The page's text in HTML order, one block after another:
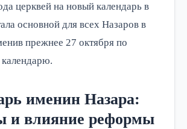
церквей на новый календарь в
основной для всех Назаров в
прежнее 27 октября по
именин Назара:
и влияние реформы